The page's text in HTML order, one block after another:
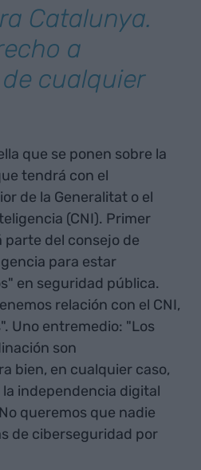
Catalunya.
a
cualquier
que se ponen sobre la
tendrá con el
de la Generalitat o el
(CNI). Primer
del consejo de
para estar
en seguridad pública.
relación con el CNI,
Uno entremedio: "Los
son
bien, en cualquier caso,
independencia digital
queremos que nadie
de ciberseguridad por